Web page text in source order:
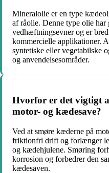
Mineralolie er en type
af råolie. Denne type olie har
vedhæftningsevner og er
kommercielle applikationer.
syntetiske eller vegetabilske
og anvendelsesområder.
Hvorfor er det vigtigt
motor- og kædesave?
Ved at smøre kæderne på
friktionfri drift og forlænger
og kædehjulene. Smøring
korrosion og forbedrer den
kædesaven.